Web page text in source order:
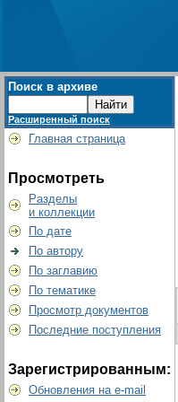
Поиск в архиве
Расширенный поиск
Главная страница
Просмотреть
Разделы
и коллекции
По дате
По автору
По заглавию
По тематике
Просмотр документов
Последние поступления
Зарегистрированным:
Обновления на e-mail